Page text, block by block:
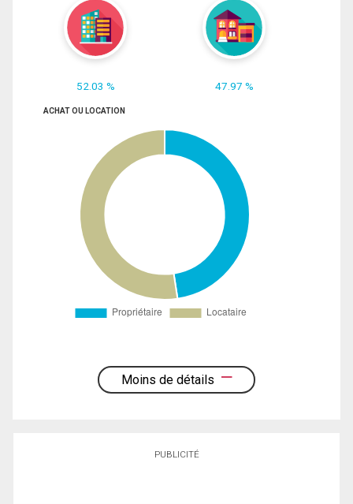
52.03 % 47.97 %
ACHAT OU LOCATION
Moins de détails
PUBLICITÉ